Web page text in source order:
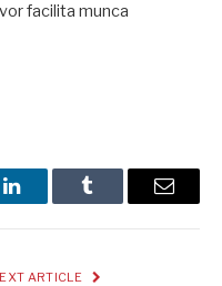
facilita munca
LinkedInTumblr Email
ARTICLE